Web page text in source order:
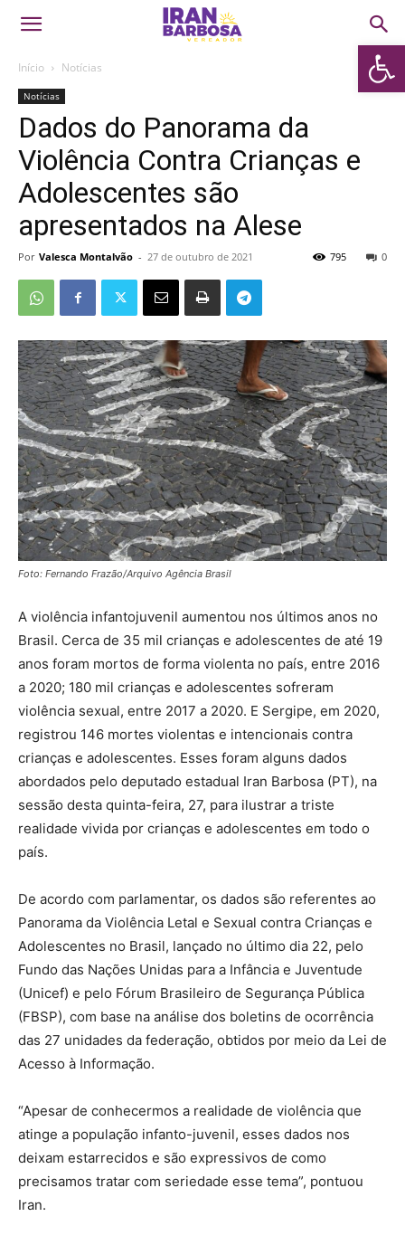
Abrir
Início Notícias
Notícias
Dados do Panorama da
Violência Contra Crianças e
Adolescentes são
apresentados na Alese
Por Valesca Montalvão - 27 de outubro de 2021 0
795
Foto: Fernando Frazão/Arquivo Agência Brasil
A violência infantojuvenil aumentou nos últimos anos no
Brasil. Cerca de 35 mil crianças e adolescentes de até 19
anos foram mortos de forma violenta no país, entre 2016
a 2020; 180 mil crianças e adolescentes sofreram
violência sexual, entre 2017 a 2020. E Sergipe, em 2020,
registrou 146 mortes violentas e intencionais contra
crianças e adolescentes. Esses foram alguns dados
abordados pelo deputado estadual Iran Barbosa (PT), na
sessão desta quinta-feira, 27, para ilustrar a triste
realidade vivida por crianças e adolescentes em todo o
país.
De acordo com parlamentar, os dados são referentes ao
Panorama da Violência Letal e Sexual contra Crianças e
Adolescentes no Brasil, lançado no último dia 22, pelo
Fundo das Nações Unidas para a Infância e Juventude
(Unicef) e pelo Fórum Brasileiro de Segurança Pública
(FBSP), com base na análise dos boletins de ocorrência
das 27 unidades da federação, obtidos por meio da Lei de
Acesso à Informação.
“Apesar de conhecermos a realidade de violência que
atinge a população infanto-juvenil, esses dados nos
deixam estarrecidos e são expressivos de como
precisamos tratar com seriedade esse tema”, pontuou
Iran.